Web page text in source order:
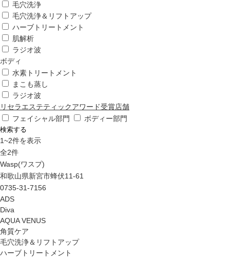
毛穴洗浄
毛穴洗浄＆リフトアップ
ハーブトリートメント
肌解析
ラジオ波
ボディ
水素トリートメント
まこも蒸し
ラジオ波
リセラエステティックアワード受賞店舗
フェイシャル部門
ボディー部門
検索する
1~2件を表示
全2件
Wasp(ワスプ)
和歌山県新宮市蜂伏11-61
0735-31-7156
ADS
Diva
AQUA VENUS
角質ケア
毛穴洗浄＆リフトアップ
ハーブトリートメント